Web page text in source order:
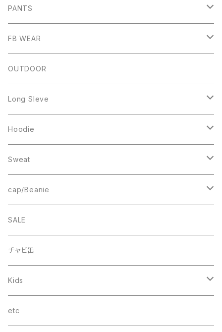
CHB
HW
IZUTAMA
PANTS
SHORT PANTS
NY PANTS
FB WEAR
Raglan Tee
Mesh Tanktop
Sweat
Fleece
Smock
FB CAP
OUTDOOR
Long Sleve
Square Logo
1st ARCH
cheer
bee(r)
Smile
THINGS
wave
Hoodie
College Logo
Square Logo
Box Logo
Sweat
College Logo
Box Logo
“C”
cap/Beanie
Wappen Beanie
SALE
チャビ缶
Kids
T-SHIRT
etc